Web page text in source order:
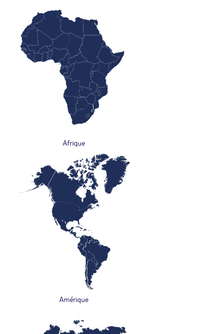
Afrique
Amérique